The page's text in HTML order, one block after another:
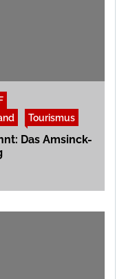
Tourismus
Das Amsinck-